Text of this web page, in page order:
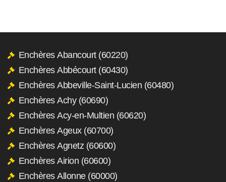
Enchères Abancourt (60220)
Enchères Abbécourt (60430)
Enchères Abbeville-Saint-Lucien (60480)
Enchères Achy (60690)
Enchères Acy-en-Multien (60620)
Enchères Ageux (60700)
Enchères Agnetz (60600)
Enchères Airion (60600)
Enchères Allonne (60000)